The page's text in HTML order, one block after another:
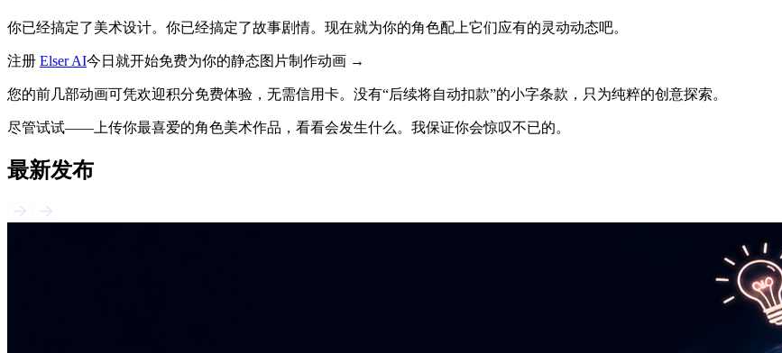
你已经搞定了美术设计。你已经搞定了故事剧情。现在就为你的角色配上它们应有的灵动动态吧。
注册 Elser AI今日就开始免费为你的静态图片制作动画 →
您的前几部动画可凭欢迎积分免费体验，无需信用卡。没有“后续将自动扣款”的小字条款，只为纯粹的创意探索。
尽管试试——上传你最喜爱的角色美术作品，看看会发生什么。我保证你会惊叹不已的。
最新发布